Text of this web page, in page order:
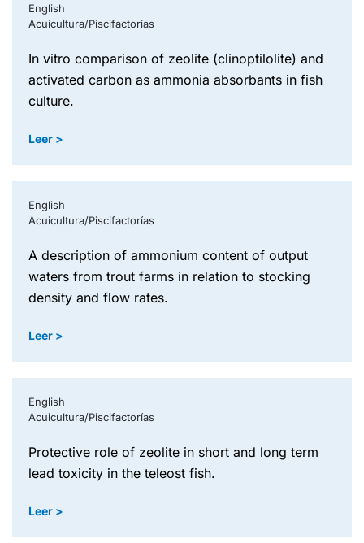
English
Acuicultura/Piscifactorías
in vitro comparison of zeolite (clinoptilolite) and
activated carbon as ammonia absorbants in fish
culture.
Leer >
English
Acuicultura/Piscifactorías
a description of ammonium content of output
waters from trout farms in relation to stocking
density and flow rates.
Leer >
English
Acuicultura/Piscifactorías
protective role of zeolite in short and long term
lead toxicity in the teleost fish.
Leer >